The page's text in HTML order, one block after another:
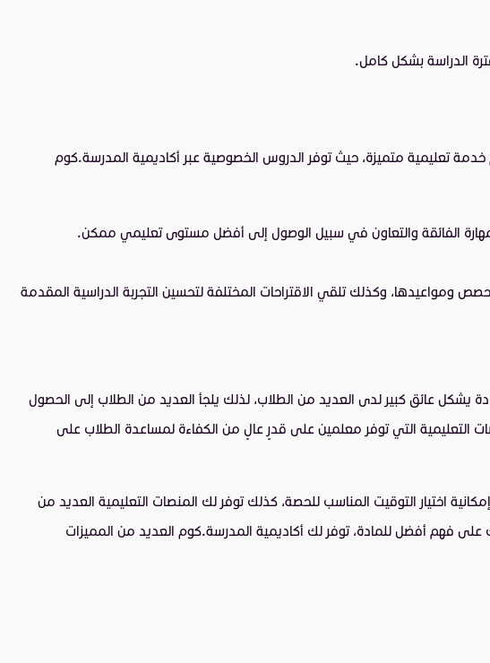
الدراسة بشكل كامل.
تعليمية متميزة، حيث توفر الدروس الخصوصية عبر أكاديمية المدرسة.كوم
الفائقة والتعاون في سبيل الوصول إلى أفضل مستوى تعليمي ممكن.
ومواعيدها، وكذلك تلقي الاقتراحات المختلفة لتحسين التجربة الدراسية المقدمة
يشكل عائق كبير لدى العديد من الطلاب، لذلك يلجأ العديد من الطلاب إلى الحصول
التي توفر معلمين على قدرٍ عالٍ من الكفاءة لمساعدة الطلاب على
اختيار التوقيت المناسب للحصة، كذلك توفر لك المنصات التعليمية العديد من
فهم أفضل للمادة، توفر لك أكاديمية المدرسة.كوم العديد من المميزات